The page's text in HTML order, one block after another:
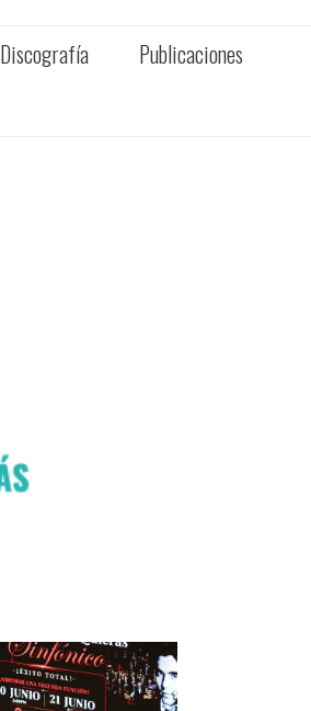
Discografía Publicaciones